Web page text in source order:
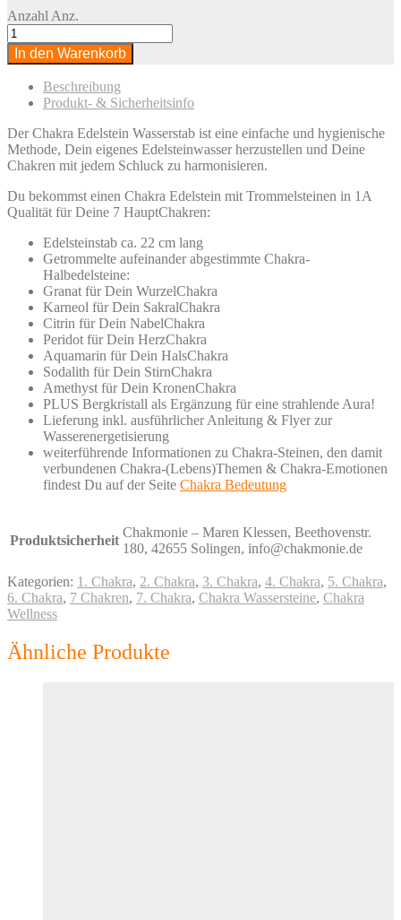
Anzahl Anz.
In den Warenkorb
Beschreibung
Produkt- & Sicherheitsinfo
Der Chakra Edelstein Wasserstab ist eine einfache und hygienische
Methode, Dein eigenes Edelsteinwasser herzustellen und Deine
Chakren mit jedem Schluck zu harmonisieren.
Du bekommst einen Chakra Edelstein mit Trommelsteinen in 1A
Qualität für Deine 7 HauptChakren:
Edelsteinstab ca. 22 cm lang
Getrommelte aufeinander abgestimmte Chakra-
Halbedelsteine:
Granat für Dein WurzelChakra
Karneol für Dein SakralChakra
Citrin für Dein NabelChakra
Peridot für Dein HerzChakra
Aquamarin für Dein HalsChakra
Sodalith für Dein StirnChakra
Amethyst für Dein KronenChakra
PLUS Bergkristall als Ergänzung für eine strahlende Aura!
Lieferung inkl. ausführlicher Anleitung & Flyer zur
Wasserenergetisierung
weiterführende Informationen zu Chakra-Steinen, den damit
verbundenen Chakra-(Lebens)Themen & Chakra-Emotionen
findest Du auf der Seite Chakra Bedeutung
Produktsicherheit
Chakmonie – Maren Klessen, Beethovenstr.
180, 42655 Solingen, info@chakmonie.de
Kategorien: 1. Chakra, 2. Chakra, 3. Chakra, 4. Chakra, 5. Chakra,
6. Chakra, 7 Chakren, 7. Chakra, Chakra Wassersteine, Chakra
Wellness
Ähnliche Produkte